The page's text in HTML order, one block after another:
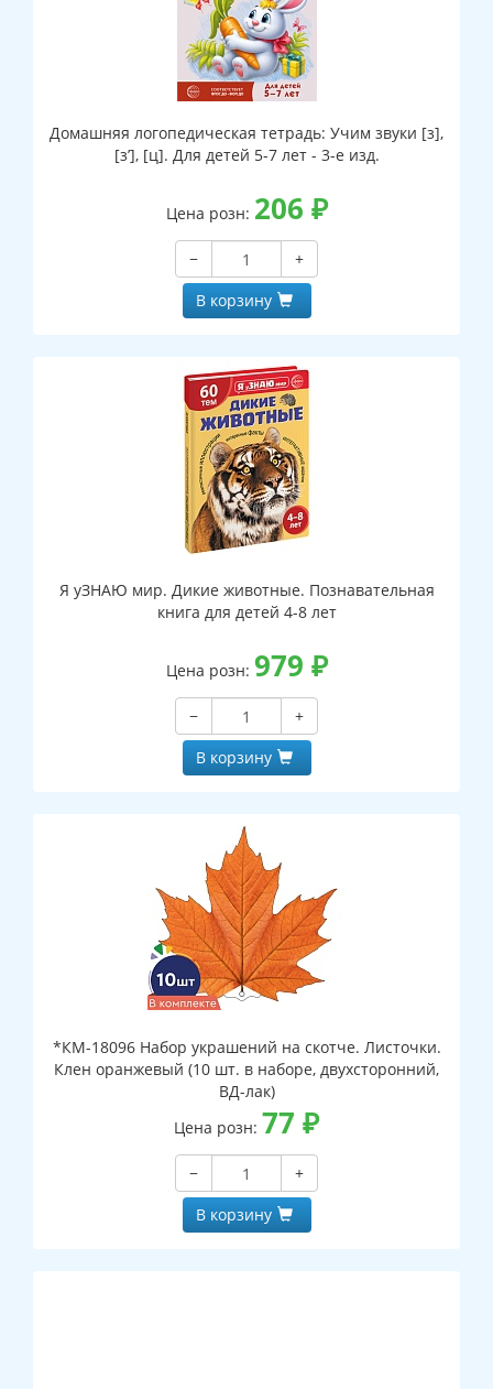
Домашняя логопедическая тетрадь: Учим звуки [з],
[з’], [ц]. Для детей 5-7 лет - 3-е изд.
Цена розн: 206 ₽
−
+
В корзину
Я уЗНАЮ мир. Дикие животные. Познавательная
книга для детей 4-8 лет
Цена розн: 979 ₽
−
+
В корзину
*КМ-18096 Набор украшений на скотче. Листочки.
Клен оранжевый (10 шт. в наборе, двухсторонний,
ВД-лак)
Цена розн: 77 ₽
−
+
В корзину